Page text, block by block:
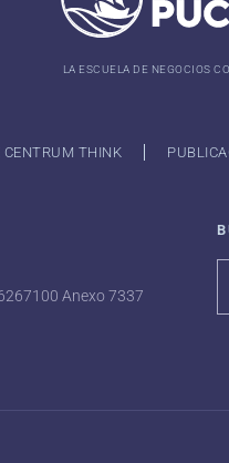
LA ESCUELA DE NEGOCIOS
CENTRUM THINK
Anexo 7337